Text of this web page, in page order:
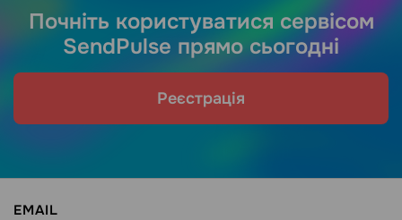
Почніть користуватися сервісом
SendPulse прямо сьогодні
Реєстрація
EMAIL